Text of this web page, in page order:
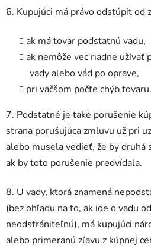
6. Kupujúci má právo odstúpiť od
ak má tovar podstatnú vadu,
ak nemôže vec riadne užívať
vady alebo vád po oprave,
pri väčšom počte chýb tovaru.
7. Podstatné je také porušenie
strana porušujúca zmluvu už pri
alebo musela vedieť, že by druhá
ak by toto porušenie predvídala.
8. U vady, ktorá znamená
(bez ohľadu na to, ak ide o vadu
neodstrániteľnú), má kupujúci
alebo primeranú zľavu z kúpnej